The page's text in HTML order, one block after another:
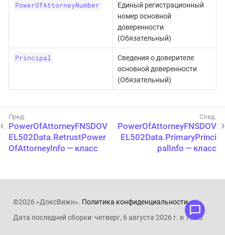
PowerOfAttorneyNumber
Единый регистрационный
номер основной
доверенности
(Обязательный)
Principal
Сведения о доверителе
основной доверенности
(Обязательный)
PowerOfAttorneyFNSDOV
EL502Data.RetrustPower
OfAttorneyInfo — класс
PowerOfAttorneyFNSDOV
EL502Data.PrimaryPrinci
palInfo — класс
©2026 «ДоксВижн». Политика конфиденциальности.
Дата последней сборки: четверг, 6 августа 2026 г. в 11:05